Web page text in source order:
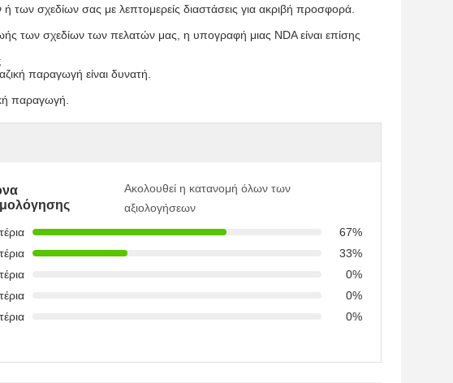
σχεδίων σας με λεπτομερείς διαστάσεις για ακριβή προσφορά.
των σχεδίων των πελατών μας, η υπογραφή μιας NDA είναι επίσης
παραγωγή είναι δυνατή.
παραγωγή.
Ακολουθεί η κατανομή όλων των
αξιολογήσεων
67%
33%
0%
0%
0%